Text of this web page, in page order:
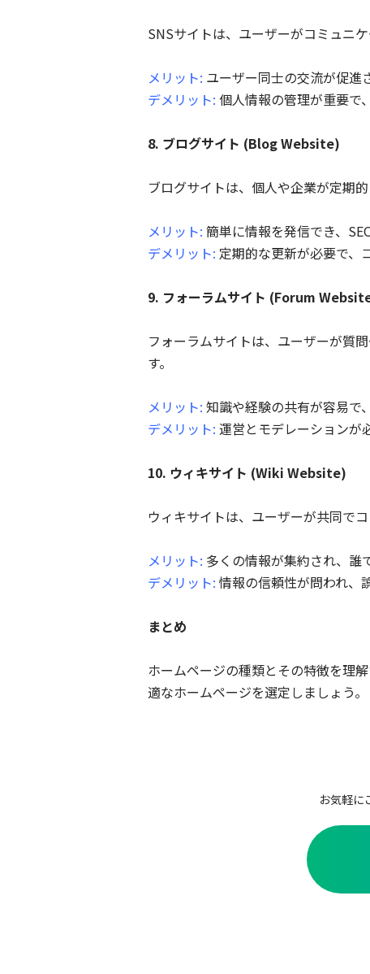
SNSサイトは、ユーザーがコミュニ
メリット: ユーザー同士の交流が促進
デメリット: 個人情報の管理が重要で
8. ブログサイト (Blog Website)
ブログサイトは、個人や企業が定期
メリット: 簡単に情報を発信でき、
デメリット: 定期的な更新が必要で、
9. フォーラムサイト (Forum
フォーラムサイトは、ユーザーが質
す。
メリット: 知識や経験の共有が容易で
デメリット: 運営とモデレーションが
10. ウィキサイト (Wiki Website)
ウィキサイトは、ユーザーが共同で
メリット: 多くの情報が集約され、誰
デメリット: 情報の信頼性が問われ、
まとめ
ホームページの種類とその特徴を理
適なホームページを選定しましょう。
お気軽に